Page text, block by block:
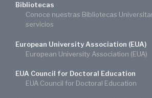
Bibliotecas
Conoce nuestras Bibliotecas
servicios
European University Association (EUA)
European University Association (EUA)
EUA Council for Doctoral Education
EUA Council for Doctoral Education